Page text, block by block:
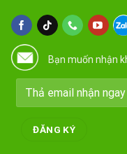
Bạn muốn nhận